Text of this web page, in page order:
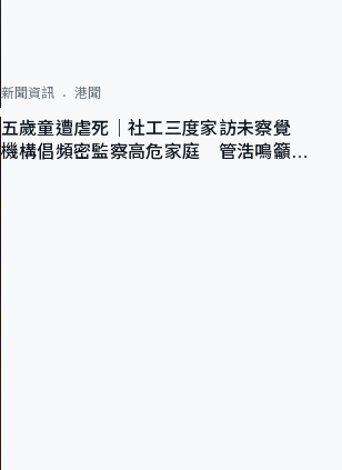
新聞資訊 港聞
五歲童遭虐死｜社工三度家訪未察覺
機構倡頻密監察高危家庭 管浩鳴籲加